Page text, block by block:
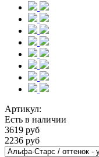
Артикул:
Есть в наличии
3619 руб
2236 руб